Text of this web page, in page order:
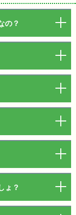
の？
ょ？